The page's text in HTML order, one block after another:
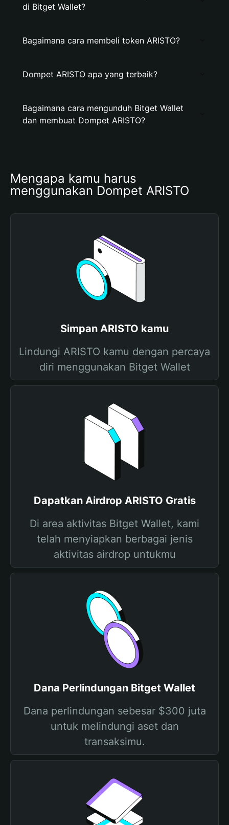
di Bitget Wallet?
Bagaimana cara membeli token ARISTO?
Dompet ARISTO apa yang terbaik?
Bagaimana cara mengunduh Bitget Wallet
dan membuat Dompet ARISTO?
Mengapa kamu harus
menggunakan Dompet ARISTO
Simpan ARISTO kamu
Lindungi ARISTO kamu dengan percaya
diri menggunakan Bitget Wallet
Dapatkan Airdrop ARISTO Gratis
Di area aktivitas Bitget Wallet, kami
telah menyiapkan berbagai jenis
aktivitas airdrop untukmu
Dana Perlindungan Bitget Wallet
Dana perlindungan sebesar $300 juta
untuk melindungi aset dan
transaksimu.